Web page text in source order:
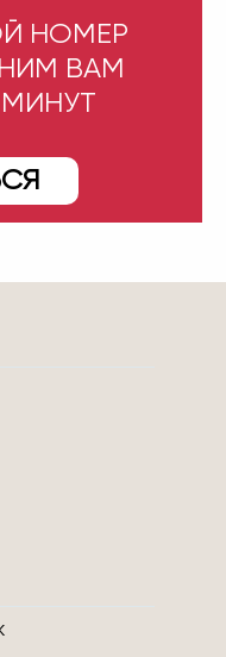
НОМЕР
ВАМ
МИНУТ